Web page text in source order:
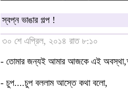
স্বপ্ন ভাঙার গল্প !
৩০ শে এপ্রিল, ২০১৪ রাত ৮:১০
- তোমার জন্যই আমার আজকে এই
- চুপ....চুপ বললাম আস্তে কথা বলো,